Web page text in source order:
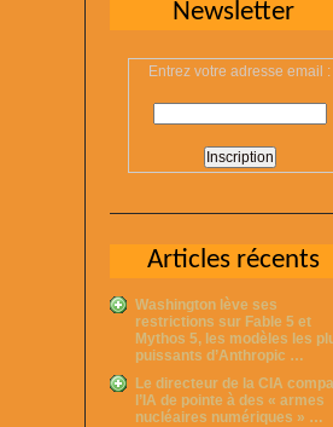
Newsletter
Entrez votre adresse email :
Articles récents
Washington lève ses
restrictions sur Fable 5 et
Mythos 5, les modèles les
puissants d’Anthropic …
Le directeur de la CIA
l’IA de pointe à des « armes
nucléaires numériques » …